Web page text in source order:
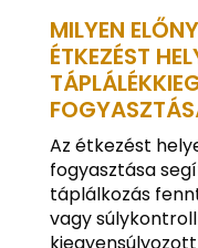
MILYEN
ÉTKEZÉST
Az étkezést
fogyasztása
táplálkozás
vagy